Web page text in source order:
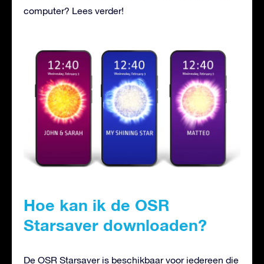
computer? Lees verder!
Hoe kan ik de OSR
Starsaver downloaden?
De OSR Starsaver is beschikbaar voor iedereen die